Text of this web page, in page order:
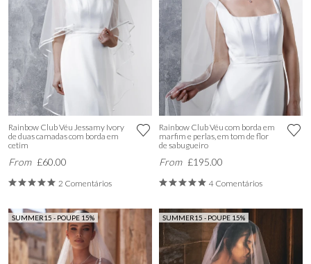
Rainbow Club Véu Jessamy Ivory
de duas camadas com borda em
cetim
From £60.00
2 Comentários
Rainbow Club Véu com borda em
marfim e perlas, em tom de flor
de sabugueiro
From £195.00
4 Comentários
SUMMER15 - POUPE 15% SUMMER15 - POUPE 15%